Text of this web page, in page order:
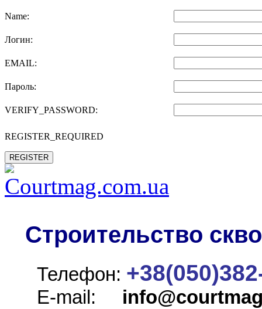
Name:
Логин:
EMAIL:
Пароль:
VERIFY_PASSWORD:
REGISTER_REQUIRED
REGISTER
Строительство
Телефон:
E-mail: info@